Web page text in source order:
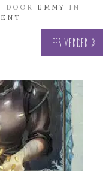
DOOR EMMY
IN
Lees verder »